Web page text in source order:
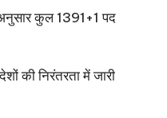
अनुसार कुल 1391+1 पद
की निरंतरता में जारी